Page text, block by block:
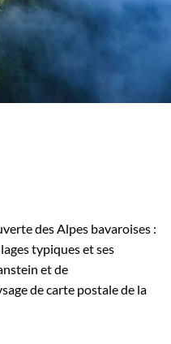
des Alpes bavaroises :
typiques et ses
et de
de carte postale de la